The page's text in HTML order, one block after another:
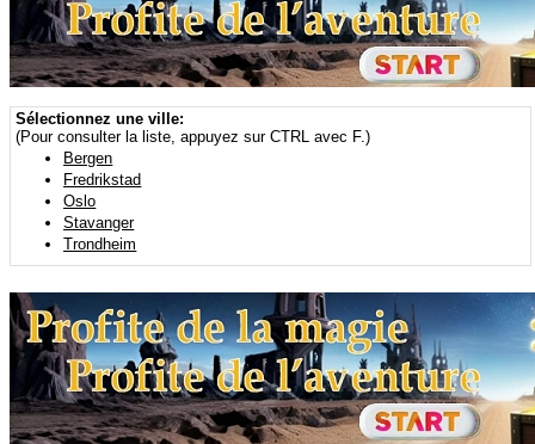
Sélectionnez une ville:
(Pour consulter la liste, appuyez sur CTRL avec F.)
Bergen
Fredrikstad
Oslo
Stavanger
Trondheim